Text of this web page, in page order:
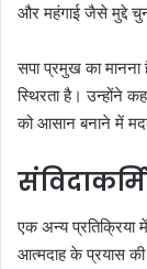
और महंगाई जैसे मुद्दे
सपा प्रमुख का मानना
स्थिरता है। उन्होंने
को आसान बनाने में
एक अन्य
आत्मदाह के प्रयास की